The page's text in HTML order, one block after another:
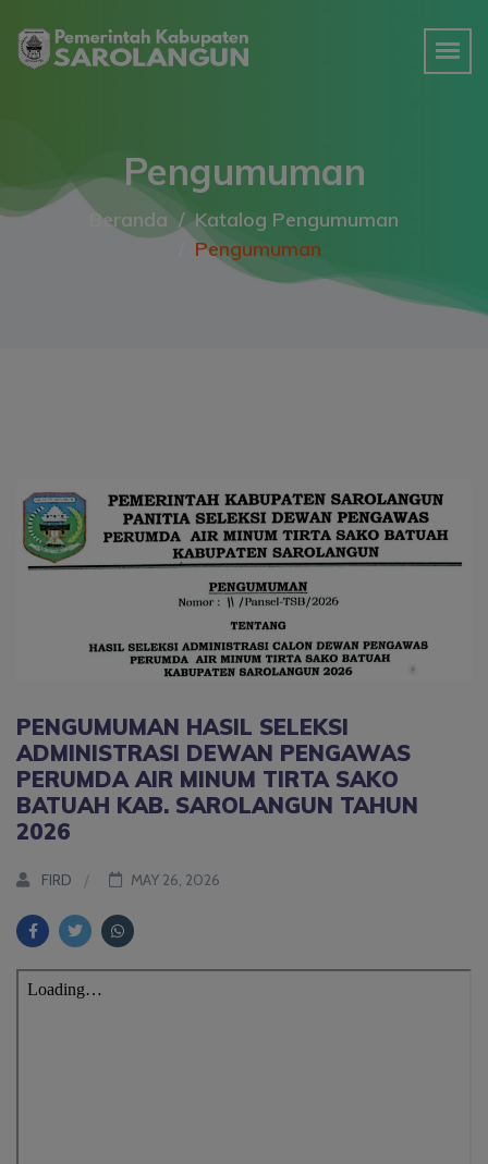
Pengumuman
Beranda
Katalog Pengumuman
Pengumuman
PENGUMUMAN HASIL SELEKSI
ADMINISTRASI DEWAN PENGAWAS
PERUMDA AIR MINUM TIRTA SAKO
BATUAH KAB. SAROLANGUN TAHUN
2026
FIRD MAY 26, 2026